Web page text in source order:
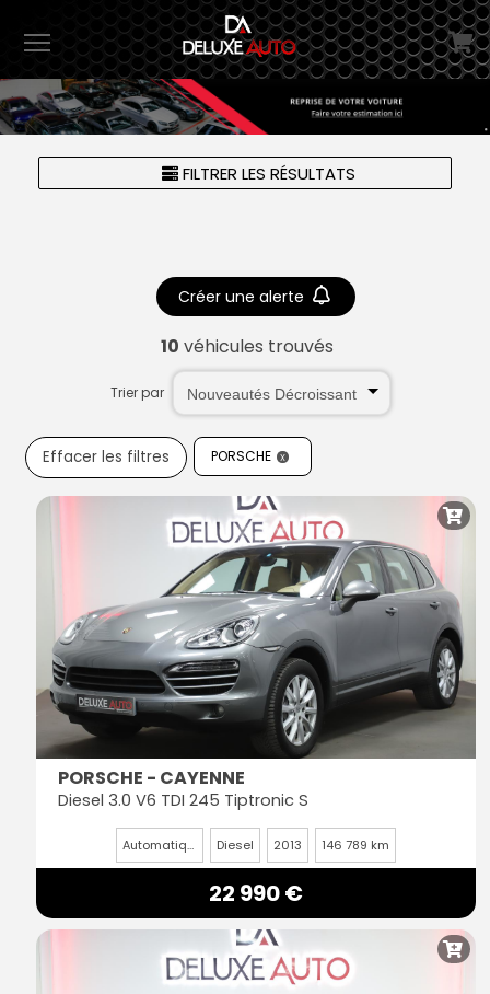
FILTRER LES RÉSULTATS
10 véhicules trouvés
Créer une alerte
Trier par
PORSCHE
Effacer les filtres
PORSCHE - CAYENNE
Diesel 3.0 V6 TDI 245 Tiptronic S
Automatique Diesel 2013 146 789 km
22 990 €